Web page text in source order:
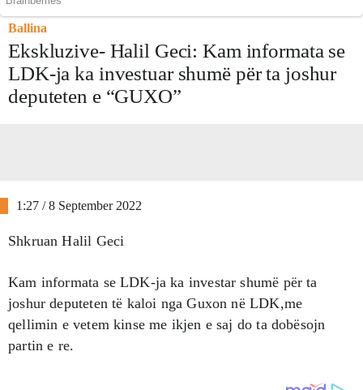
Ballina
Ekskluzive- Halil Geci: Kam informata se
LDK-ja ka investuar shumë për ta joshur
deputeten e “GUXO”
1:27 / 8 September 2022
Shkruan Halil Geci
Kam informata se LDK-ja ka investar shumë për ta
joshur deputeten të kaloi nga Guxon në LDK,me
qellimin e vetem kinse me ikjen e saj do ta dobësojn
partin e re.